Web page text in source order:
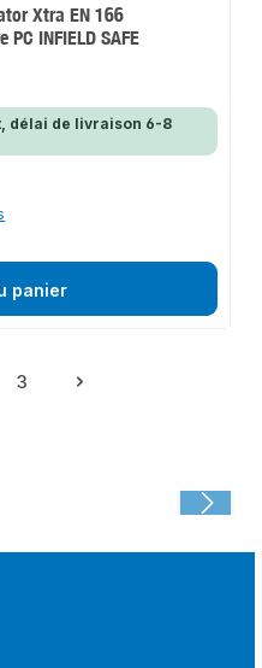
Xtra EN 166
INFIELD SAFE
délai de livraison 6-8
panier
Page
3